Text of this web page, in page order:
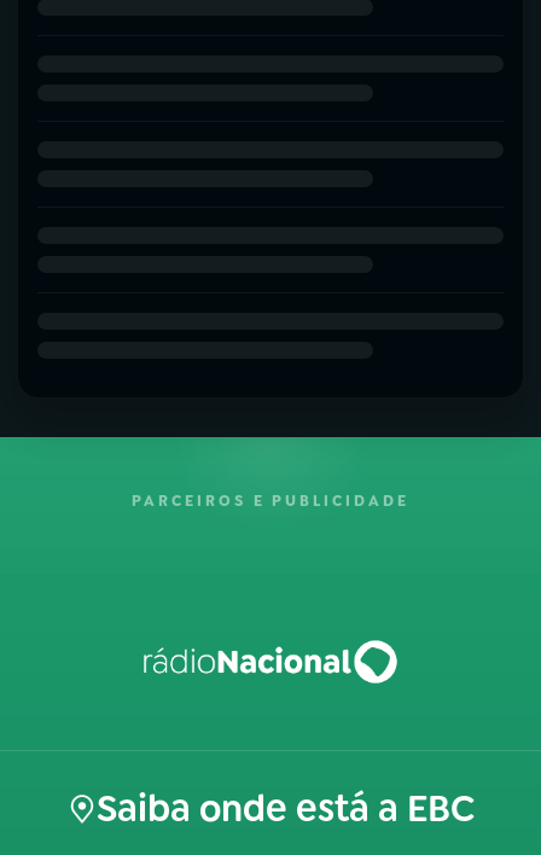
PARCEIROS E PUBLICIDADE
Saiba onde está a EBC